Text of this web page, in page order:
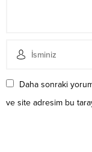
Daha sonraki
ve site adresim bu